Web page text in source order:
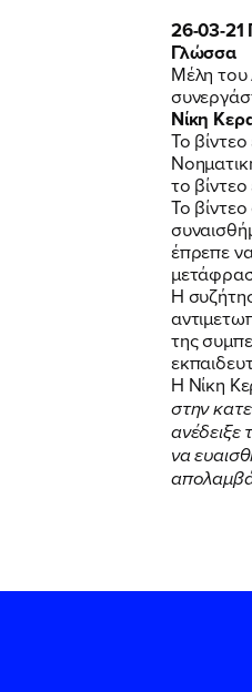
26-03-21
Γλώσσα
Μέλη του
Νίκη
Το
το
Το
έπρεπε
Η
της
Η Νίκη
στην
ανέδειξε
να